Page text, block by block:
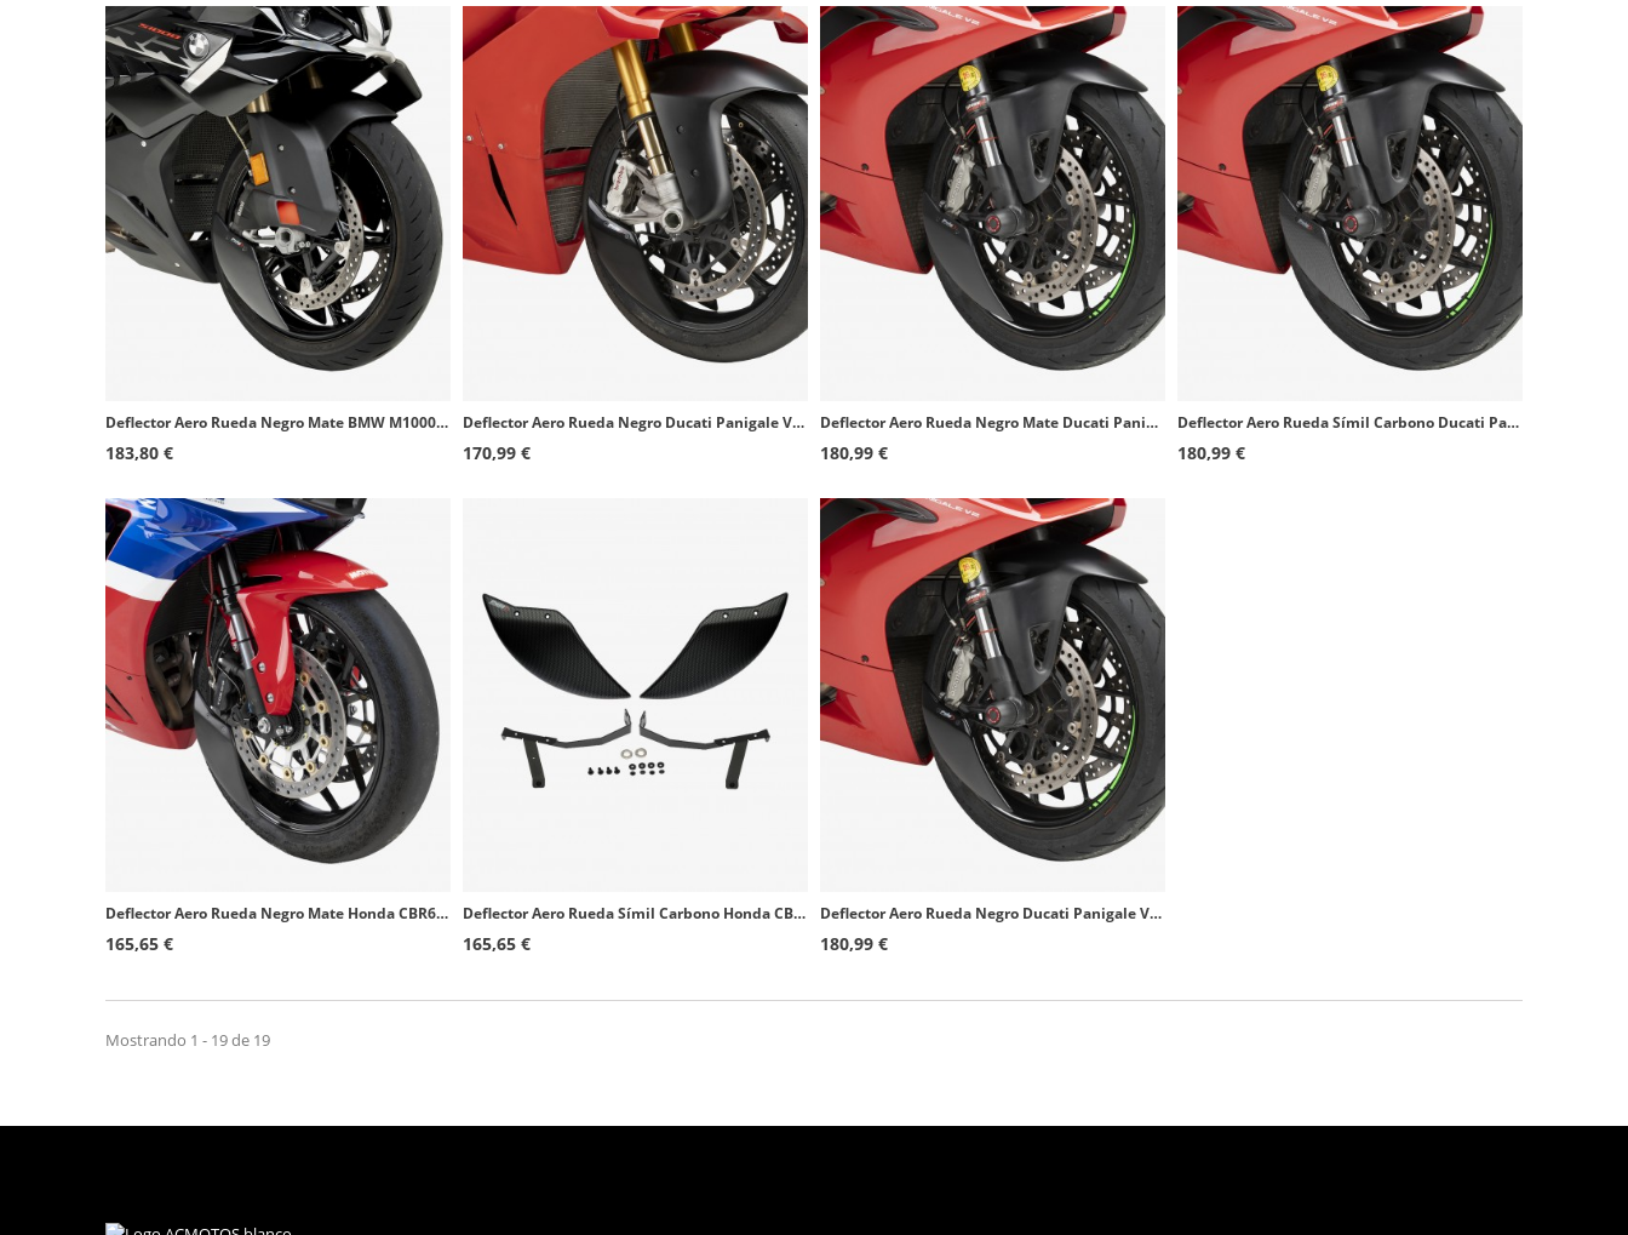
Deflector Aero Rueda Negro Mate BMW M1000R (25-26), S1000RR (25-26) Puig 22698J
183,80 €
Deflector Aero Rueda Negro Ducati Panigale V4 (25-26) Puig 22797N
170,99 €
Deflector Aero Rueda Negro Mate Ducati Panigale V2/V4/V4S (20-24) Puig 22665J
180,99 €
Deflector Aero Rueda Símil Carbono Ducati Panigale V2/V4/V4S (20-24) Puig 22665C
180,99 €
Deflector Aero Rueda Negro Mate Honda CBR600RR (13-16, 23-25) Puig 22695J
165,65 €
Deflector Aero Rueda Símil Carbono Honda CBR600RR (13-16, 23-25) Puig 22695C
165,65 €
Deflector Aero Rueda Negro Ducati Panigale V2/V4/V4S (20-24) Puig 22665N
180,99 €
Mostrando 1 - 19 de 19